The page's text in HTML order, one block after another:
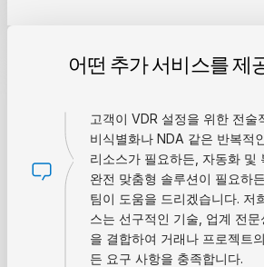
어떤 추가 서비스를 제
고객이 VDR 설정을 위한 전술
비식별화나 NDA 같은 반복적
리소스가 필요하든, 자동화 및
완전 맞춤형 솔루션이 필요하
팀이 도움을 드리겠습니다. 저
스는 선구적인 기술, 업계 전
을 결합하여 거래나 프로젝트
든 요구 사항을 충족합니다.